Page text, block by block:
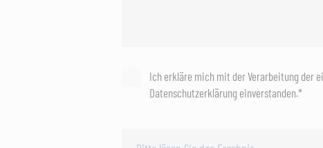
Ich erkläre mich mit der Verarbeitung der
Datenschutzerklärung einverstanden.*